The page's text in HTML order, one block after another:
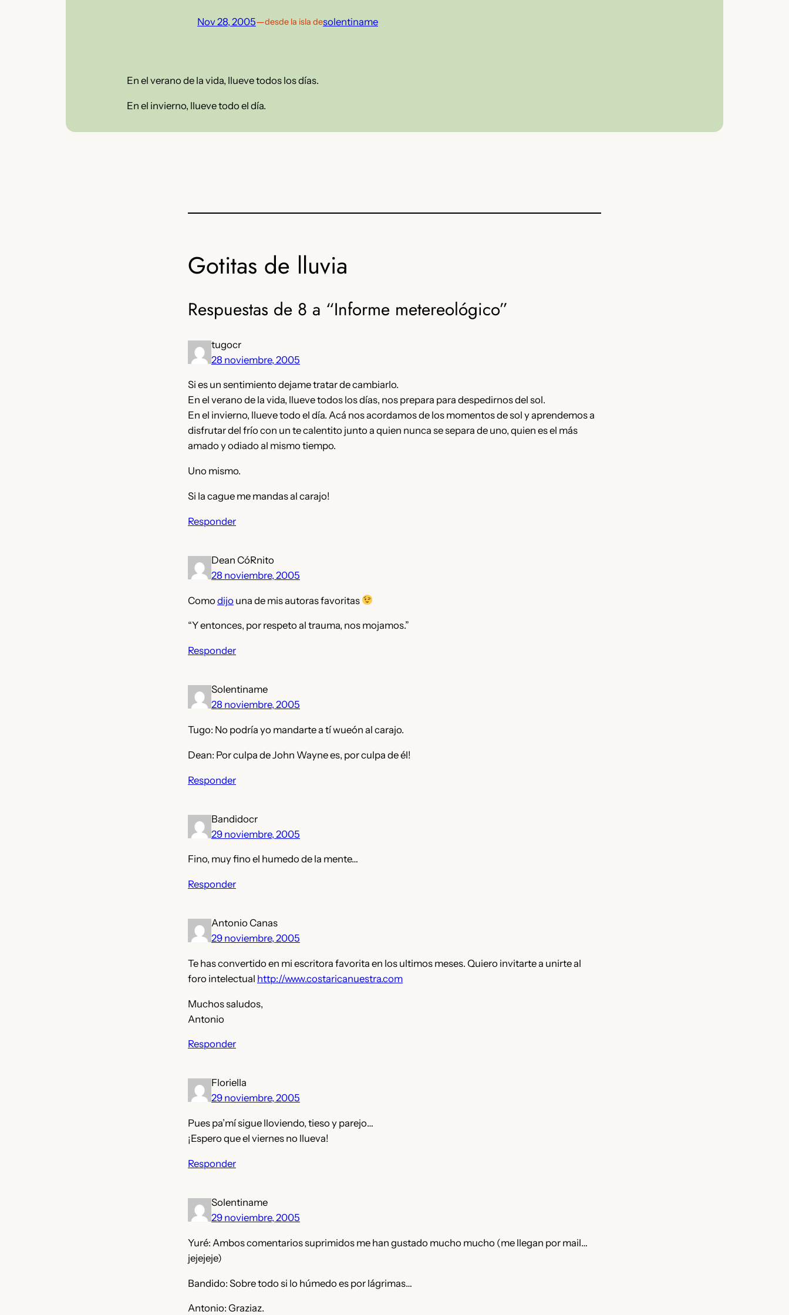
Nov 28, 2005—desde la isla desolentiname
En el verano de la vida, llueve todos los días.
En el invierno, llueve todo el día.
Gotitas de lluvia
Respuestas de 8 a “Informe metereológico”
tugocr
28 noviembre, 2005
Si es un sentimiento dejame tratar de cambiarlo.
En el verano de la vida, llueve todos los días, nos prepara para despedirnos del sol.
En el invierno, llueve todo el día. Acá nos acordamos de los momentos de sol y aprendemos a
disfrutar del frío con un te calentito junto a quien nunca se separa de uno, quien es el más
amado y odiado al mismo tiempo.
Uno mismo.
Si la cague me mandas al carajo!
Responder
Dean CóRnito
28 noviembre, 2005
Como dijo una de mis autoras favoritas
“Y entonces, por respeto al trauma, nos mojamos.”
Responder
Solentiname
28 noviembre, 2005
Tugo: No podría yo mandarte a tí wueón al carajo.
Dean: Por culpa de John Wayne es, por culpa de él!
Responder
Bandidocr
29 noviembre, 2005
Fino, muy fino el humedo de la mente…
Responder
Antonio Canas
29 noviembre, 2005
Te has convertido en mi escritora favorita en los ultimos meses. Quiero invitarte a unirte al
foro intelectual http://www.costaricanuestra.com
Muchos saludos,
Antonio
Responder
Floriella
29 noviembre, 2005
Pues pa’mí sigue lloviendo, tieso y parejo…
¡Espero que el viernes no llueva!
Responder
Solentiname
29 noviembre, 2005
Yuré: Ambos comentarios suprimidos me han gustado mucho mucho (me llegan por mail…
jejejeje)
Bandido: Sobre todo si lo húmedo es por lágrimas…
Antonio: Graziaz.